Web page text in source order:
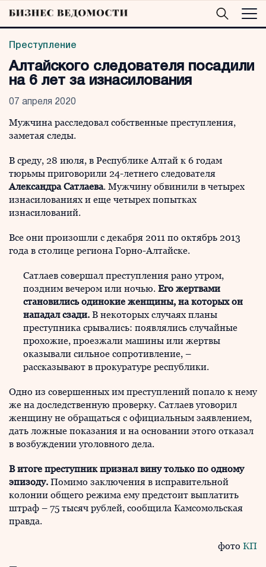
Преступление
Алтайского следователя посадили
на 6 лет за изнасилования
07 апреля 2020
Мужчина расследовал собственные преступления,
заметая следы.
В среду, 28 июля, в Республике Алтай к 6 годам
тюрьмы приговорили 24-летнего следователя
Александра Сатлаева. Мужчину обвинили в четырех
изнасилованиях и еще четырех попытках
изнасилований.
Все они произошли с декабря 2011 по октябрь 2013
года в столице региона Горно-Алтайске.
Сатлаев совершал преступления рано утром,
поздним вечером или ночью. Его жертвами
становились одинокие женщины, на которых он
нападал сзади. В некоторых случаях планы
преступника срывались: появлялись случайные
прохожие, проезжали машины или жертвы
оказывали сильное сопротивление, –
рассказывают в прокуратуре республики.
Одно из совершенных им преступлений попало к нему
же на доследственную проверку. Сатлаев уговорил
женщину не обращаться с официальным заявлением,
дать ложные показания и на основании этого отказал
в возбуждении уголовного дела.
В итоге преступник признал вину только по одному
эпизоду. Помимо заключения в исправительной
колонии общего режима ему предстоит выплатить
штраф – 75 тысяч рублей, сообщила Камсомольская
правда.
фото КП